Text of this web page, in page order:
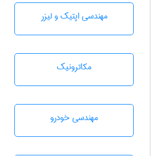
مهندسی اپتیک و لیزر
مکاترونیک
مهندسی خودرو